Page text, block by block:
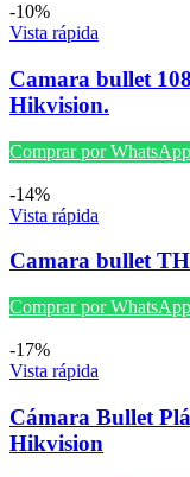
-10%
Vista rápida
Camara bullet
Hikvision.
Comprar por WhatsApp
-14%
Vista rápida
Camara bullet
Comprar por WhatsApp
-17%
Vista rápida
Cámara Bullet
Hikvision